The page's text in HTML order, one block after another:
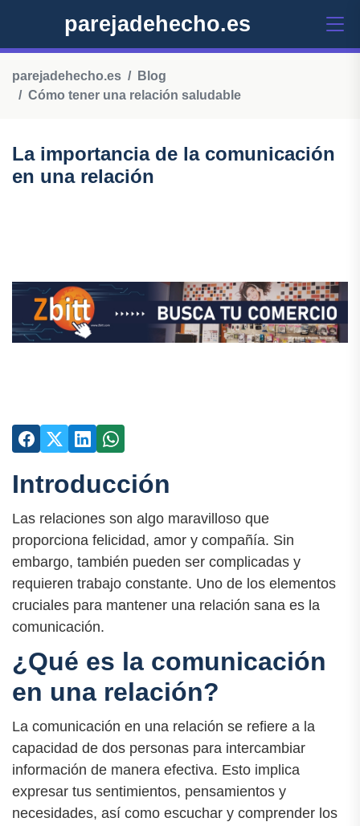
parejadehecho.es
parejadehecho.es
Blog
Cómo tener una relación saludable
La importancia de la comunicación
en una relación
Introducción
Las relaciones son algo maravilloso que
proporciona felicidad, amor y compañía. Sin
embargo, también pueden ser complicadas y
requieren trabajo constante. Uno de los elementos
cruciales para mantener una relación sana es la
comunicación.
¿Qué es la comunicación
en una relación?
La comunicación en una relación se refiere a la
capacidad de dos personas para intercambiar
información de manera efectiva. Esto implica
expresar tus sentimientos, pensamientos y
necesidades, así como escuchar y comprender los